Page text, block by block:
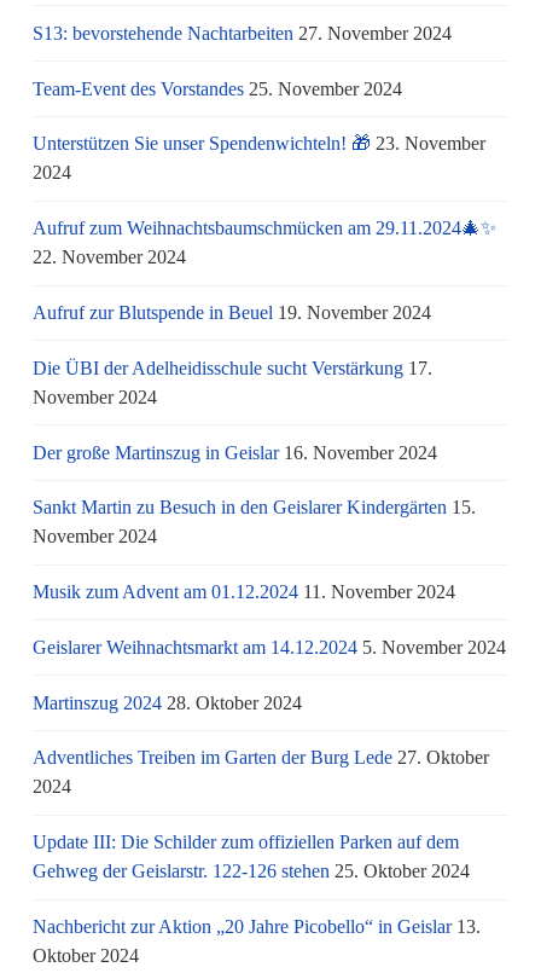
S13: bevorstehende Nachtarbeiten 27. November 2024
Team-Event des Vorstandes 25. November 2024
Unterstützen Sie unser Spendenwichteln! 🎁 23. November
2024
Aufruf zum Weihnachtsbaumschmücken am 29.11.2024🎄✨
22. November 2024
Aufruf zur Blutspende in Beuel 19. November 2024
Die ÜBI der Adelheidisschule sucht Verstärkung 17.
November 2024
Der große Martinszug in Geislar 16. November 2024
Sankt Martin zu Besuch in den Geislarer Kindergärten 15.
November 2024
Musik zum Advent am 01.12.2024 11. November 2024
Geislarer Weihnachtsmarkt am 14.12.2024 5. November 2024
Martinszug 2024 28. Oktober 2024
Adventliches Treiben im Garten der Burg Lede 27. Oktober
2024
Update III: Die Schilder zum offiziellen Parken auf dem
Gehweg der Geislarstr. 122-126 stehen 25. Oktober 2024
Nachbericht zur Aktion „20 Jahre Picobello“ in Geislar 13.
Oktober 2024